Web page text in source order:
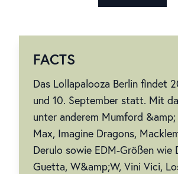
FACTS
Das Lollapalooza Berlin findet
und 10. September statt. Mit
unter anderem Mumford &amp;
Max, Imagine Dragons,
Derulo sowie EDM-Größen wie
Guetta, W&amp;W, Vini Vici,